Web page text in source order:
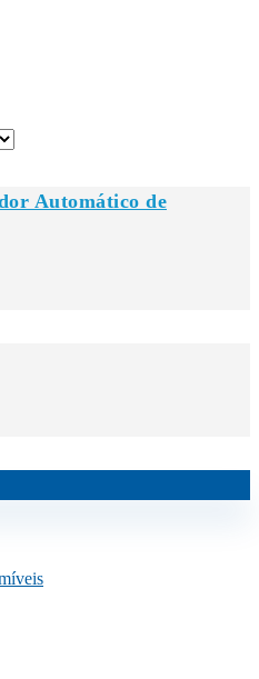
Automático de